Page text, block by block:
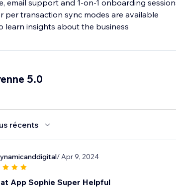
email support and 1-on-1 onboarding
per transaction sync modes are available
learn insights about the business
5.0
récents
/ Apr 9, 2024
App Sophie Super Helpful